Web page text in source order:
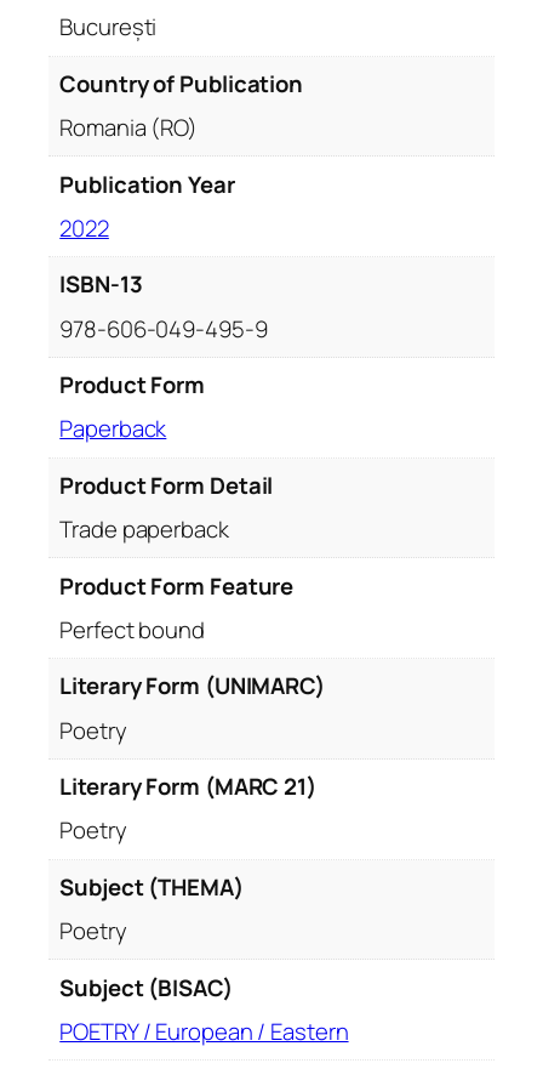
București
Country of Publication
Romania (RO)
Publication Year
2022
ISBN-13
978-606-049-495-9
Product Form
Paperback
Product Form Detail
Trade paperback
Product Form Feature
Perfect bound
Literary Form (UNIMARC)
Poetry
Literary Form (MARC 21)
Poetry
Subject (THEMA)
Poetry
Subject (BISAC)
POETRY / European / Eastern